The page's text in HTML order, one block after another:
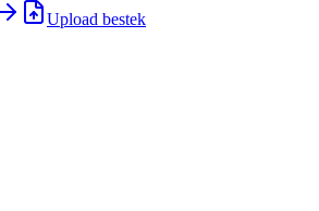
Upload bestek